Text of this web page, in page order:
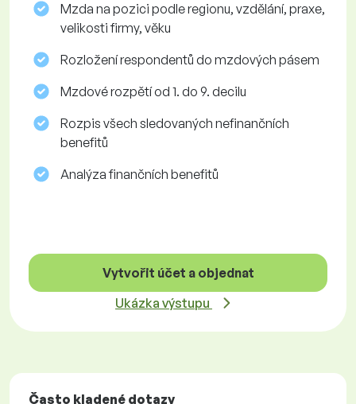
Mzda na pozici podle regionu, vzdělání, praxe,
velikosti firmy, věku
Rozložení respondentů do mzdových pásem
Mzdové rozpětí od 1. do 9. decilu
Rozpis všech sledovaných nefinančních
benefitů
Analýza finančních benefitů
Vytvořit účet a objednat
Ukázka výstupu
Často kladené dotazy